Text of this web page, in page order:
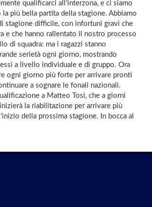
qualificarci all’interzona, e ci siamo
più bella partita della stagione. Abbiamo
stagione difficile, con infortuni gravi che
e che hanno rallentato il nostro processo
di squadra: ma i ragazzi stanno
serietà ogni giorno, mostrando
a livello individuale e di gruppo. Ora
ogni giorno più forte per arrivare pronti
a sognare le fonali nazionali.
a Matteo Tosi, che a giorni
la riabilitazione per arrivare più
della prossima stagione. In bocca al